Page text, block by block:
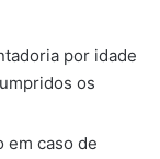
por idade
os
em caso de